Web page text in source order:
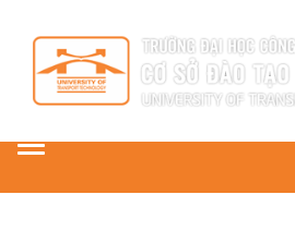
Toggle